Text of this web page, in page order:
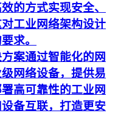
的方式实现安全、
工业网络架构设计
求。
案通过智能化的网
网络设备，提供易
高可靠性的工业网
备互联，打造更安